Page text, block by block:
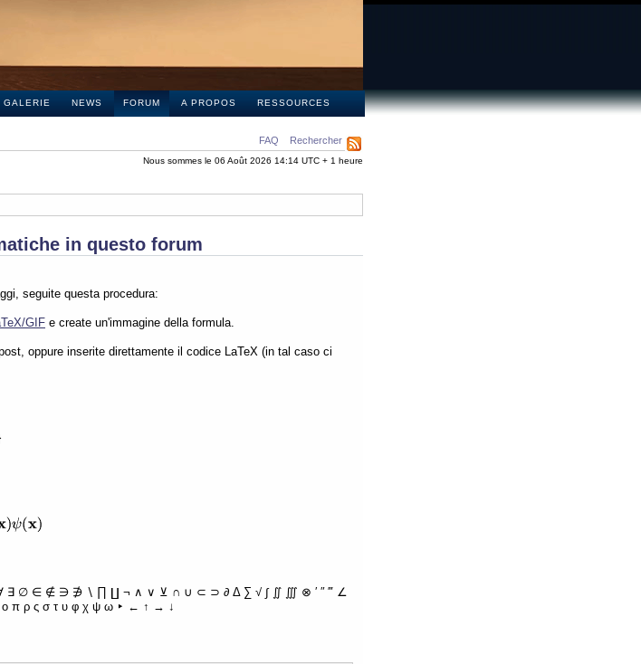
GALERIE NEWS FORUM A PROPOS RESSOURCES
FAQ Rechercher
Nous sommes le 06 Août 2026 14:14 UTC + 1 heure
in questo forum
seguite questa procedura:
GIF e create un'immagine della formula.
oppure inserite direttamente il codice LaTeX (in tal caso ci
∅ ∈ ∉ ∋ ∌ ∖ ∏ ∐ ¬ ∧ ∨ ⊻ ∩ ∪ ⊂ ⊃ ∂ Δ ∑ √ ∫ ∬ ∭ ⊗ ′ ″ ‴ ∠
ο π ρ ς σ τ υ φ χ ψ ω ‣ ← ↑ → ↓